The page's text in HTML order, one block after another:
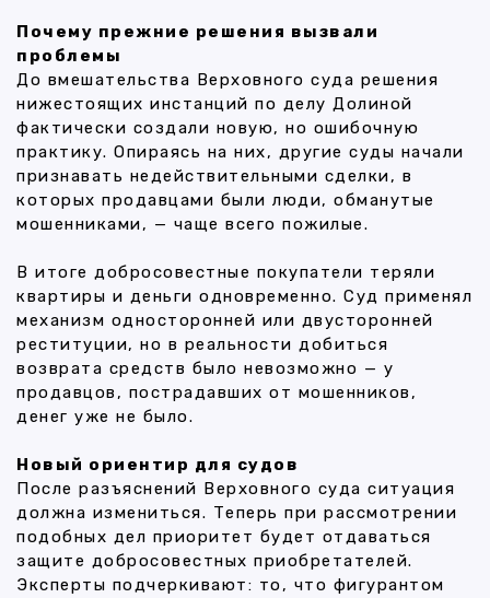
Почему прежние решения вызвали
проблемы
До вмешательства Верховного суда решения
нижестоящих инстанций по делу Долиной
фактически создали новую, но ошибочную
практику. Опираясь на них, другие суды начали
признавать недействительными сделки, в
которых продавцами были люди, обманутые
мошенниками, — чаще всего пожилые.
В итоге добросовестные покупатели теряли
квартиры и деньги одновременно. Суд применял
механизм односторонней или двусторонней
реституции, но в реальности добиться
возврата средств было невозможно — у
продавцов, пострадавших от мошенников,
денег уже не было.
Новый ориентир для судов
После разъяснений Верховного суда ситуация
должна измениться. Теперь при рассмотрении
подобных дел приоритет будет отдаваться
защите добросовестных приобретателей.
Эксперты подчеркивают: то, что фигурантом